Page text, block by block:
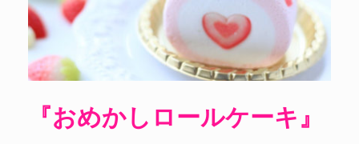
『おめかしロールケーキ』